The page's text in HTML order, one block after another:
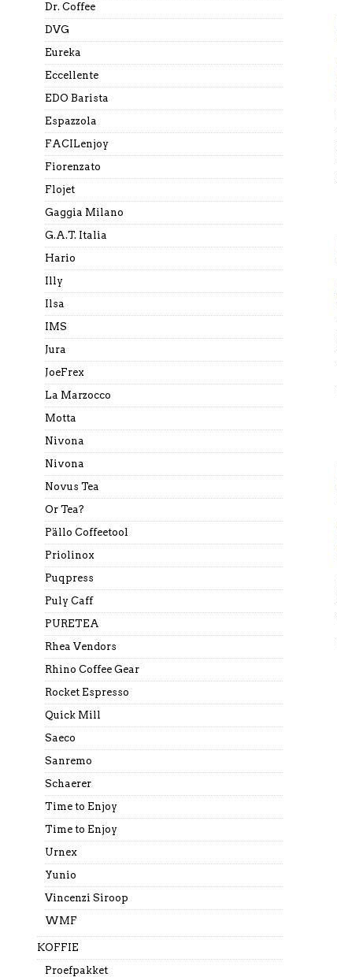
Dr. Coffee
DVG
Eureka
Eccellente
EDO Barista
Espazzola
FACILenjoy
Fiorenzato
Flojet
Gaggia Milano
G.A.T. Italia
Hario
Illy
Ilsa
IMS
Jura
JoeFrex
La Marzocco
Motta
Nivona
Nivona
Novus Tea
Or Tea?
Pällo Coffeetool
Priolinox
Puqpress
Puly Caff
PURETEA
Rhea Vendors
Rhino Coffee Gear
Rocket Espresso
Quick Mill
Saeco
Sanremo
Schaerer
Time to Enjoy
Time to Enjoy
Urnex
Yunio
Vincenzi Siroop
WMF
KOFFIE
Proefpakket